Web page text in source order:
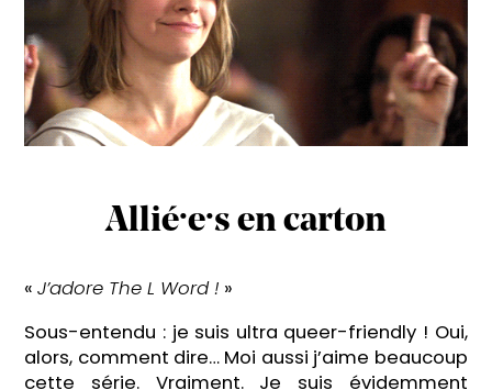
Allié·e·s en carton
«J’adore The L Word ! »
Sous-entendu : je suis ultra queer-friendly ! Oui,
alors, comment dire… Moi aussi j’aime beaucoup
cette série. Vraiment. Je suis évidemment